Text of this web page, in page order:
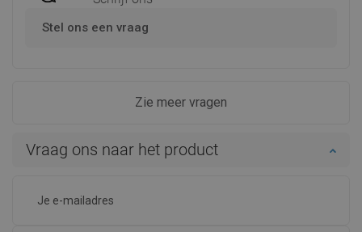
Stel ons een vraag
Zie meer vragen
Vraag ons naar het product